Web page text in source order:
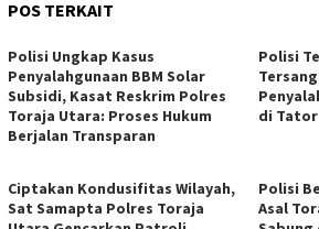
POS TERKAIT
Polisi Ungkap Kasus
Penyalahgunaan BBM Solar
Subsidi, Kasat Reskrim Polres
Toraja Utara: Proses Hukum
Berjalan Transparan
Polisi
di Tator
Ciptakan Kondusifitas Wilayah,
Sat Samapta Polres Toraja
Polisi
Asal